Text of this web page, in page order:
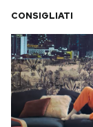
CONSIGLIATI